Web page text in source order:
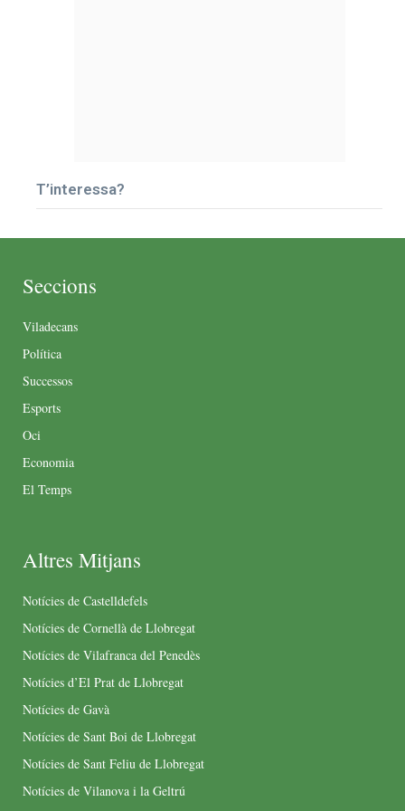
T’interessa?
Seccions
Viladecans
Política
Successos
Esports
Oci
Economia
El Temps
Altres Mitjans
Notícies de Castelldefels
Notícies de Cornellà de Llobregat
Notícies de Vilafranca del Penedès
Notícies d’El Prat de Llobregat
Notícies de Gavà
Notícies de Sant Boi de Llobregat
Notícies de Sant Feliu de Llobregat
Notícies de Vilanova i la Geltrú